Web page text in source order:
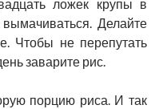
ложек крупы в
Делайте
Чтобы не перепутать
заварите рис.
порцию риса. И так